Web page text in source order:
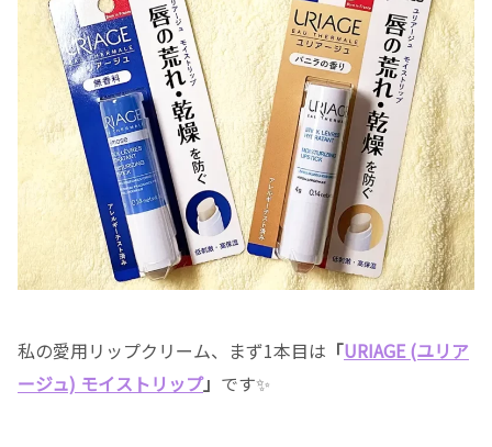
私の愛用リップクリーム、まず1本目は 「URIAGE (ユリア
ージュ) モイストリップ」 です✨